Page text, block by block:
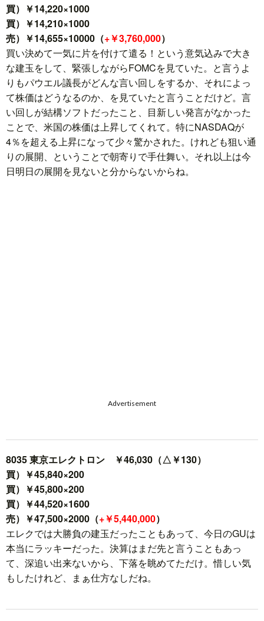
買）￥14,220×1000
買）￥14,210×1000
売）￥14,655×10000（+￥3,760,000）
買い決めて一気に片を付けて遣る！という意気込みで大き
な建玉をして、緊張しながらFOMCを見ていた。と言うよ
りもパウエル議長がどんな言い回しをするか、それによっ
て株価はどうなるのか、を見ていたと言うことだけど。言
い回しが結構ソフトだったこと、目新しい発言がなかった
ことで、米国の株価は上昇してくれて。特にNASDAQが
4％を超える上昇になって少々驚かされた。けれども狙い通
りの展開、ということで朝寄りで手仕舞い。それ以上は今
日明日の展開を見ないと分からないからね。
Advertisement
8035 東京エレクトロン ￥46,030（△￥130）
買）￥45,840×200
買）￥45,800×200
買）￥44,520×1600
売）￥47,500×2000（+￥5,440,000）
エレクでは大勝負の建玉だったこともあって、今日のGUは
本当にラッキーだった。決算はまだ先と言うこともあっ
て、深追い出来ないから、下落を眺めてただけ。惜しい気
もしたけれど、まぁ仕方なしだね。